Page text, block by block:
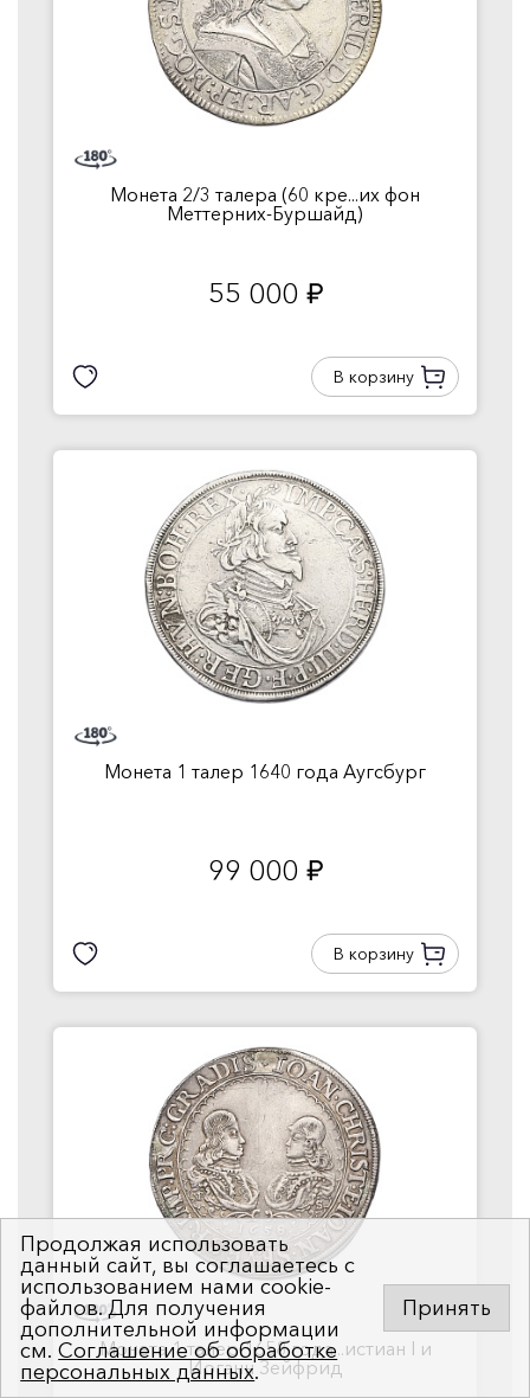
Монета 2/3 талера (60 кре...их фон
Меттерних-Буршайд)
55 000 руб.
В корзину
Монета 1 талер 1640 года Аугсбург
99 000 руб.
В корзину
Монета 1 талер 1658 года...истиан I и
Иоганн Зейфрид
Продолжая использовать
данный сайт, вы соглашаетесь с
использованием нами cookie-
файлов. Для получения
дополнительной информации
см.Соглашение об обработке
персональных данных.
Принять